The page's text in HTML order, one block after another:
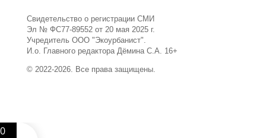
Свидетельство о регистрации СМИ
Эл № ФС77-89552 от 20 мая 2025 г.
Учредитель ООО "Экоурбанист".
И.о. Главного редактора Дёмина С.А. 16+
© 2022-2026. Все права защищены.
0